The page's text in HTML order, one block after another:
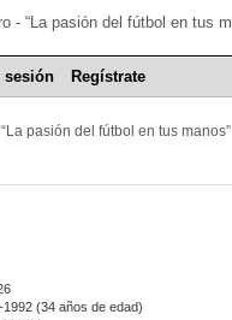
sesión Regístrate
pasión del fútbol en tus manos”
1992 (34 años de edad)